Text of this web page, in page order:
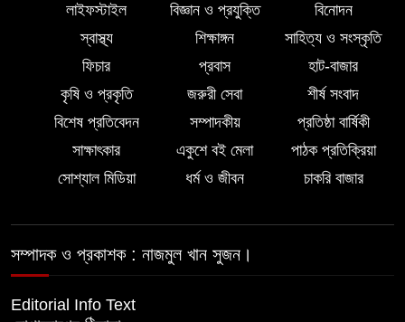
ইন্দোনেশিয়ার বিশ্ববিদ্যালয়ে ফুল ফান্ডেড
স্কলারশিপ অর্জন করলেন লালমোহনের
সন্তান ফাহিম
দক্ষিন আইচায় ‎বিভিন্ন পরিচয়ে বাড়িতে ঢুকে
প্রতারণার অভিযোগ, সতর্ক থাকার আহ্বান
পুলিশের
লাইফস্টাইল
বিজ্ঞান ও প্রযুক্তি
বিনোদন
স্বাস্থ্য
শিক্ষাঙ্গন
সাহিত্য ও সংস্কৃতি
ফিচার
প্রবাস
হাট-বাজার
কৃষি ও প্রকৃতি
জরুরী সেবা
শীর্ষ সংবাদ
বিশেষ প্রতিবেদন
সম্পাদকীয়
প্রতিষ্ঠা বার্ষিকী
সাক্ষাৎকার
একুশে বই মেলা
পাঠক প্রতিক্রিয়া
সোশ্যাল মিডিয়া
ধর্ম ও জীবন চাকরি বাজার
সম্পাদক ও প্রকাশক : নাজমুল খান সুজন।
Editorial Info Text